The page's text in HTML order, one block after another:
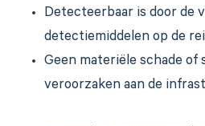
Detecteerbaar is door de
detectiemiddelen op de
Geen materiële schade of
veroorzaken aan de